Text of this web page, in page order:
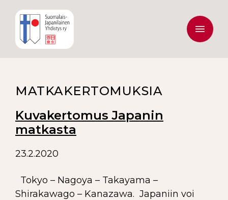
MATKAKERTOMUKSIA
Kuvakertomus Japanin
matkasta
23.2.2020
Tokyo – Nagoya – Takayama –
Shirakawago – Kanazawa. Japaniin voi